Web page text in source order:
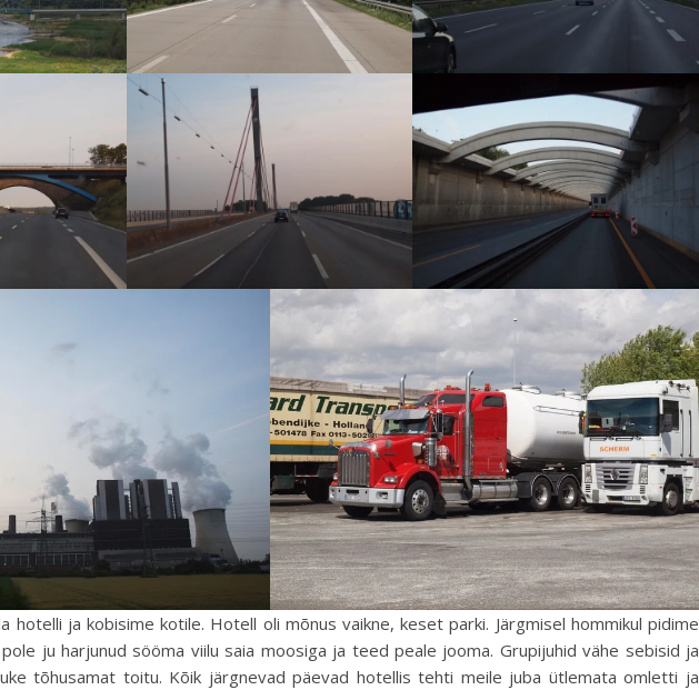
hotelli ja kobisime kotile. Hotell oli mõnus vaikne, keset parki. Järgmisel hommikul pidime
ju harjunud sööma viilu saia moosiga ja teed peale jooma. Grupijuhid vähe sebisid ja
tõhusamat toitu. Kõik järgnevad päevad hotellis tehti meile juba ütlemata omletti ja